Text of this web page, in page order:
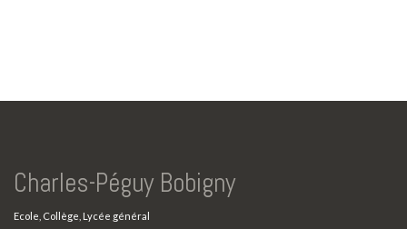
Charles-Péguy Bobigny
Ecole, Collège, Lycée général